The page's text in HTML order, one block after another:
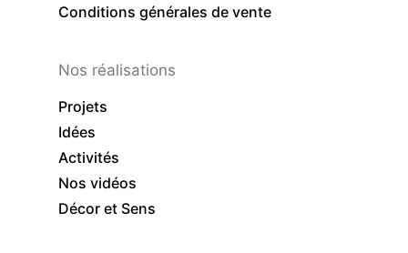
Conditions générales de vente
Nos réalisations
Projets
Idées
Activités
Nos vidéos
Décor et Sens